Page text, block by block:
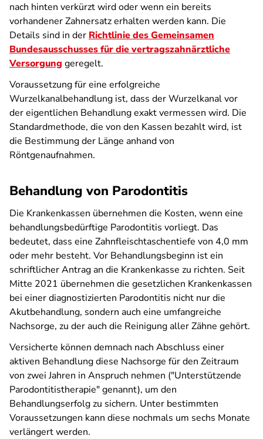
nach hinten verkürzt wird oder wenn ein bereits
vorhandener Zahnersatz erhalten werden kann. Die
Details sind in der Richtlinie des Gemeinsamen
Bundesausschusses für die vertragszahnärztliche
Versorgung geregelt.
Voraussetzung für eine erfolgreiche
Wurzelkanalbehandlung ist, dass der Wurzelkanal vor
der eigentlichen Behandlung exakt vermessen wird. Die
Standardmethode, die von den Kassen bezahlt wird, ist
die Bestimmung der Länge anhand von
Röntgenaufnahmen.
Behandlung von Parodontitis
Die Krankenkassen übernehmen die Kosten, wenn eine
behandlungsbedürftige Parodontitis vorliegt. Das
bedeutet, dass eine Zahnfleischtaschentiefe von 4,0 mm
oder mehr besteht. Vor Behandlungsbeginn ist ein
schriftlicher Antrag an die Krankenkasse zu richten. Seit
Mitte 2021 übernehmen die gesetzlichen Krankenkassen
bei einer diagnostizierten Parodontitis nicht nur die
Akutbehandlung, sondern auch eine umfangreiche
Nachsorge, zu der auch die Reinigung aller Zähne gehört.
Versicherte können demnach nach Abschluss einer
aktiven Behandlung diese Nachsorge für den Zeitraum
von zwei Jahren in Anspruch nehmen ("Unterstützende
Parodontitistherapie" genannt), um den
Behandlungserfolg zu sichern. Unter bestimmten
Voraussetzungen kann diese nochmals um sechs Monate
verlängert werden.